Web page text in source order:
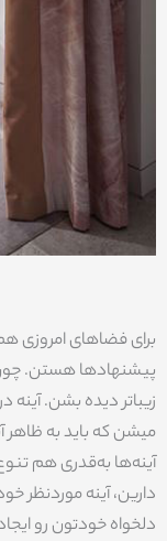
برای فضاهای امروزی
پیشنهادها هستن.
زیباتر دیده بشن.
میشن که باید به ظاهر
آینه‌ها به‌قدری هم
دارین، آینه موردنظر
دلخواه خودتون رو